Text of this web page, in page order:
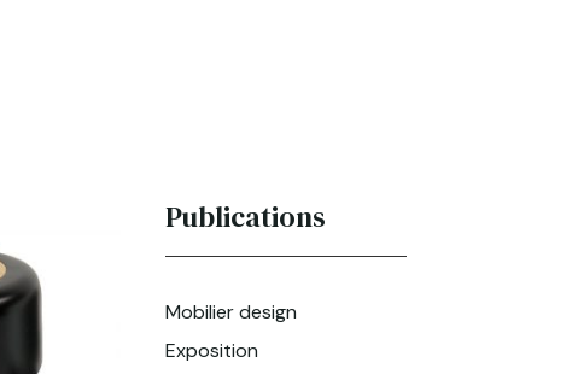
Publications
Mobilier design
Exposition